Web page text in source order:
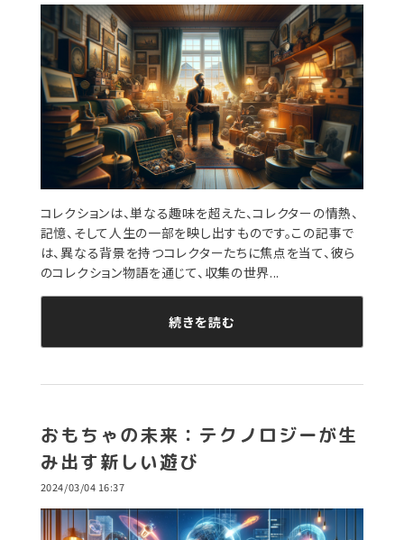
コレクションは、単なる趣味を超えた、コレクターの情熱、
記憶、そして人生の一部を映し出すものです。この記事で
は、異なる背景を持つコレクターたちに焦点を当て、彼ら
のコレクション物語を通じて、収集の世界...
続きを読む
おもちゃの未来：テクノロジーが生
み出す新しい遊び
2024/03/04 16:37